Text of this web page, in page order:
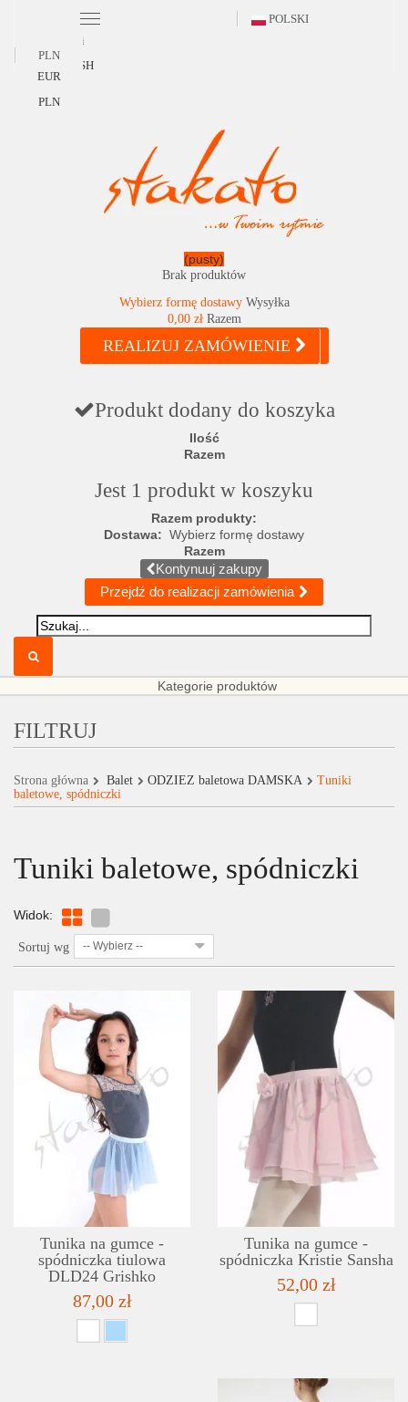
POLSKI
Polski
ENGLISH
PLN
EUR
PLN
(pusty)
Brak produktów
Wybierz formę dostawy Wysyłka
0,00 zł Razem
REALIZUJ ZAMÓWIENIE
Produkt dodany do koszyka
Ilość
Razem
Jest 1 produkt w koszyku
Razem produkty:
Dostawa: Wybierz formę dostawy
Razem
Kontynuuj zakupy
Przejdź do realizacji zamówienia
Kategorie produktów
FILTRUJ
Strona główna Balet ODZIEŻ baletowa DAMSKA
Tuniki
baletowe, spódniczki
Tuniki baletowe, spódniczki
Widok:
Sortuj wg -- Wybierz --
LISTA ŻYCZEŃ
SZCZEGÓŁY
Tunika na gumce -
spódniczka tiulowa
DLD24 Grishko
87,00 zł
Tunika na gumce -
spódniczka Kristie Sansha
52,00 zł